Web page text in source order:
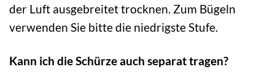
der Luft ausgebreitet trocknen. Zum Bügeln
verwenden Sie bitte die niedrigste Stufe.
Kann ich die Schürze auch separat tragen?